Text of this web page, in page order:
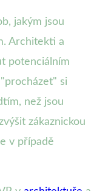
jakým jsou
Architekti a
potenciálním
si
než jsou
zákaznickou
v případě